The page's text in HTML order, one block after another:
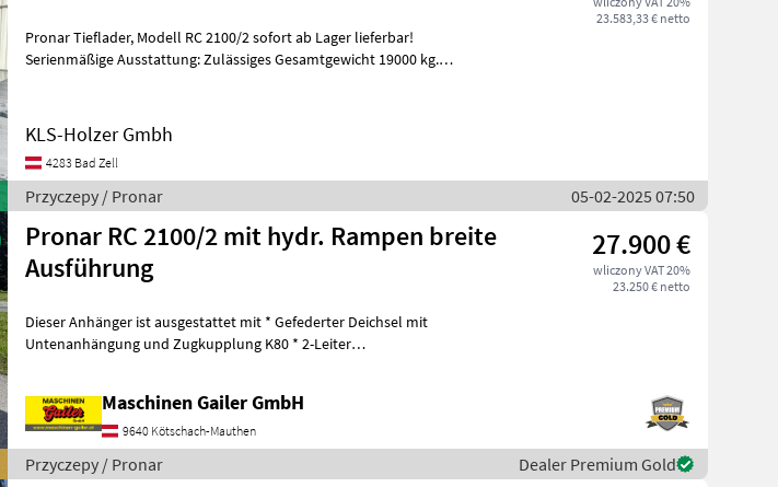
23.583,33 € netto
Pronar Tieflader, Modell RC 2100/2 sofort ab Lager lieferbar!
Serienmäßige Ausstattung: Zulässiges Gesamtgewicht 19000 kg.
KLS-Holzer Gmbh
4283 Bad Zell
Przyczepy / Pronar 05-02-2025 07:50
Pronar RC 2100/2 mit hydr. Rampen breite
Ausführung
27.900 €
wliczony VAT 20%
23.250 € netto
Dieser Anhänger ist ausgestattet mit * Gefederter Deichsel mit
Untenanhängung und Zugkupplung K80 * 2-Leiter
Maschinen Gailer GmbH
9640 Kötschach-Mauthen
Przyczepy / Pronar Dealer Premium Gold